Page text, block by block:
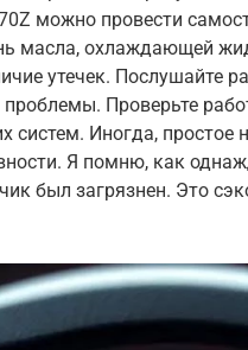
можно провести
масла, охлаждающей
утечек. Послушайте
Проверьте
систем. Иногда,
Я помню, как
был загрязнен. Это